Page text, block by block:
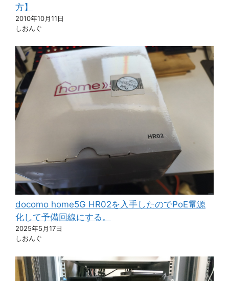
方】
2010年10月11日
しおんぐ
docomo home5G HR02を入手したのでPoE電源
化して予備回線にする。
2025年5月17日
しおんぐ